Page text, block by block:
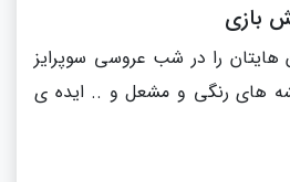
هایتان را در شب عروسی سوپرایز
های رنگی و مشعل و .. ایده ی